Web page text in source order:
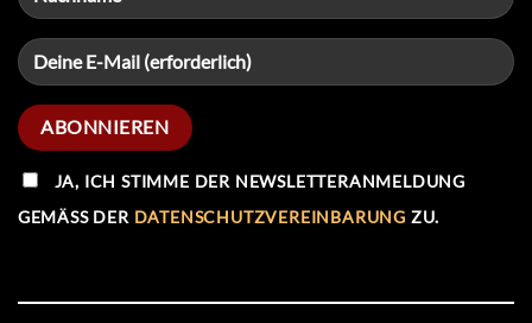
JA, ICH STIMME DER NEWSLETTERANMELDUNG
GEMÄSS DER DATENSCHUTZVEREINBARUNG ZU.